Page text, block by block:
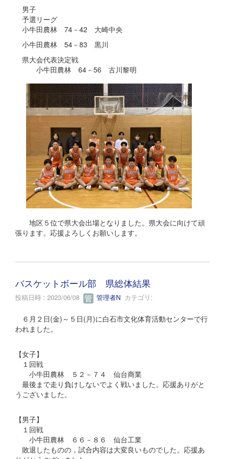
男子
予選リーグ
小牛田農林 74－42 大崎中央
小牛田農林 54－83 黒川
県大会代表決定戦
小牛田農林 64－56 古川黎明
地区５位で県大会出場となりました。県大会に向けて頑
張ります。応援よろしくお願いします。
バスケットボール部 県総体結果
投稿日時 : 2023/06/08 管理者N カテゴリ:
６月２日(金)～５日(月)に白石市文化体育活動センターで行
われました。
【女子】
１回戦
小牛田農林 ５２－７４ 仙台商業
最後まで走り負けしないでよく戦いました。応援ありがと
うございました。
【男子】
１回戦
小牛田農林 ６６－８６ 仙台工業
敗退したものの，試合内容は大変良いものでした。応援あ